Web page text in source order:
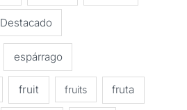
Destacado
espárrago
fruit fruits fruta